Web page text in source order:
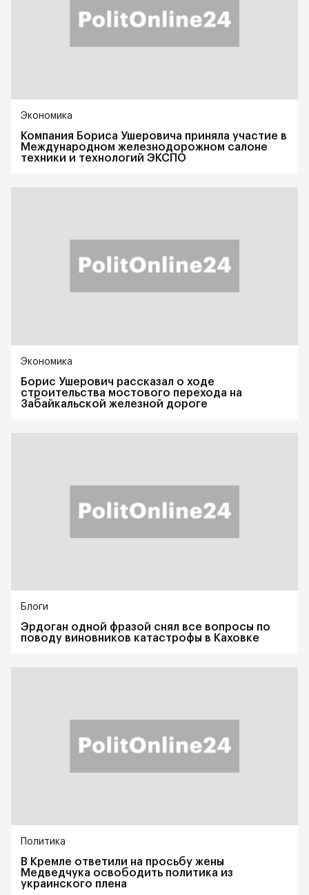
Экономика
Компания Бориса Ушеровича приняла участие в
Международном железнодорожном салоне
техники и технологий ЭКСПО
Экономика
Борис Ушерович рассказал о ходе
строительства мостового перехода на
Забайкальской железной дороге
Блоги
Эрдоган одной фразой снял все вопросы по
поводу виновников катастрофы в Каховке
Политика
В Кремле ответили на просьбу жены
Медведчука освободить политика из
украинского плена